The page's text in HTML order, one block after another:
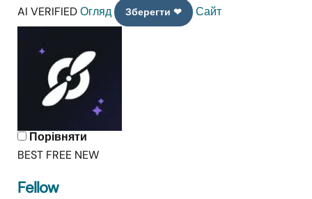
AI VERIFIEDОгляд Зберегти ❤ Сайт
Порівняти
BEST FREE NEW
Fellow